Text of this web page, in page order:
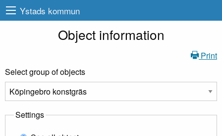
Ystads kommun
Object information
Print
Select group of objects
Settings